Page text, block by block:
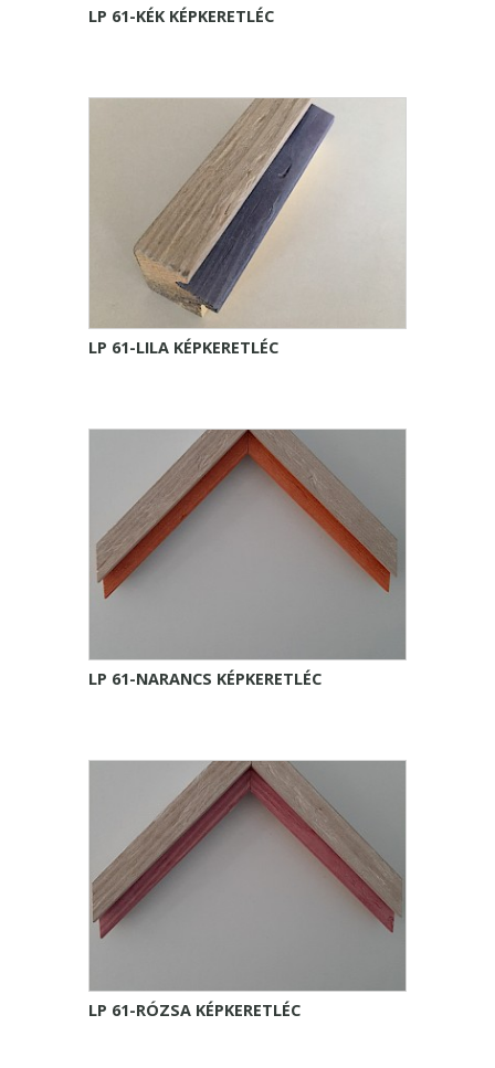
LP 61-KÉK KÉPKERETLÉC
LP 61-LILA KÉPKERETLÉC
LP 61-NARANCS KÉPKERETLÉC
LP 61-RÓZSA KÉPKERETLÉC